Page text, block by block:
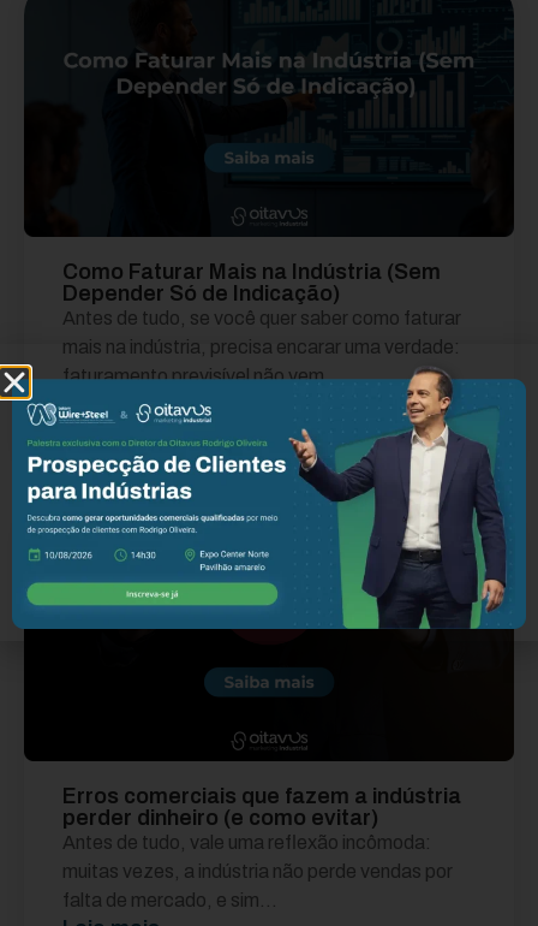
Como Faturar Mais na Indústria (Sem
Depender Só de Indicação)
Antes de tudo, se você quer saber como faturar
mais na indústria, precisa encarar uma verdade:
faturamento previsível não vem...
Leia mais
Erros comerciais que fazem a indústria
perder dinheiro (e como evitar)
Antes de tudo, vale uma reflexão incômoda:
muitas vezes, a indústria não perde vendas por
falta de mercado, e sim...